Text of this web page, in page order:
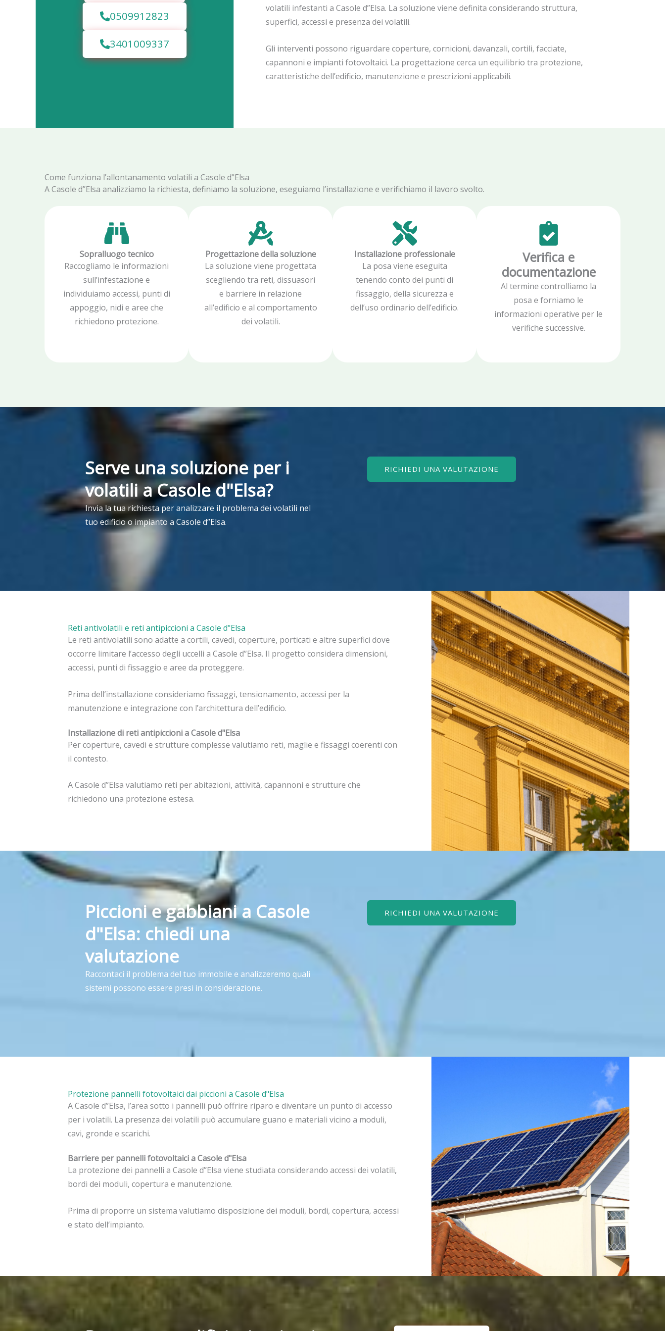
volatili infestanti a Casole d”Elsa. La soluzione viene definita considerando struttura,
superfici, accessi e presenza dei volatili.
Gli interventi possono riguardare coperture, cornicioni, davanzali, cortili, facciate,
capannoni e impianti fotovoltaici. La progettazione cerca un equilibrio tra protezione,
caratteristiche dell’edificio, manutenzione e prescrizioni applicabili.
0509912823
3401009337
Come funziona l’allontanamento volatili a Casole d"Elsa
A Casole d”Elsa analizziamo la richiesta, definiamo la soluzione, eseguiamo l’installazione e verifichiamo il lavoro svolto.
Sopralluogo tecnico
Raccogliamo le informazioni
sull’infestazione e
individuiamo accessi, punti di
appoggio, nidi e aree che
richiedono protezione.
Progettazione della soluzione
La soluzione viene progettata
scegliendo tra reti, dissuasori
e barriere in relazione
all’edificio e al comportamento
dei volatili.
Installazione professionale
La posa viene eseguita
tenendo conto dei punti di
fissaggio, della sicurezza e
dell’uso ordinario dell’edificio.
Verifica e
documentazione
Al termine controlliamo la
posa e forniamo le
informazioni operative per le
verifiche successive.
Serve una soluzione per i
volatili a Casole d"Elsa?
Invia la tua richiesta per analizzare il problema dei volatili nel
tuo edificio o impianto a Casole d”Elsa.
RICHIEDI UNA VALUTAZIONE
Reti antivolatili e reti antipiccioni a Casole d"Elsa
Le reti antivolatili sono adatte a cortili, cavedi, coperture, porticati e altre superfici dove
occorre limitare l’accesso degli uccelli a Casole d”Elsa. Il progetto considera dimensioni,
accessi, punti di fissaggio e aree da proteggere.
Prima dell’installazione consideriamo fissaggi, tensionamento, accessi per la
manutenzione e integrazione con l’architettura dell’edificio.
Installazione di reti antipiccioni a Casole d"Elsa
Per coperture, cavedi e strutture complesse valutiamo reti, maglie e fissaggi coerenti con
il contesto.
A Casole d”Elsa valutiamo reti per abitazioni, attività, capannoni e strutture che
richiedono una protezione estesa.
Piccioni e gabbiani a Casole
d"Elsa: chiedi una
valutazione
Raccontaci il problema del tuo immobile e analizzeremo quali
sistemi possono essere presi in considerazione.
RICHIEDI UNA VALUTAZIONE
Protezione pannelli fotovoltaici dai piccioni a Casole d"Elsa
A Casole d”Elsa, l’area sotto i pannelli può offrire riparo e diventare un punto di accesso
per i volatili. La presenza dei volatili può accumulare guano e materiali vicino a moduli,
cavi, gronde e scarichi.
Barriere per pannelli fotovoltaici a Casole d"Elsa
La protezione dei pannelli a Casole d”Elsa viene studiata considerando accessi dei volatili,
bordi dei moduli, copertura e manutenzione.
Prima di proporre un sistema valutiamo disposizione dei moduli, bordi, copertura, accessi
e stato dell’impianto.